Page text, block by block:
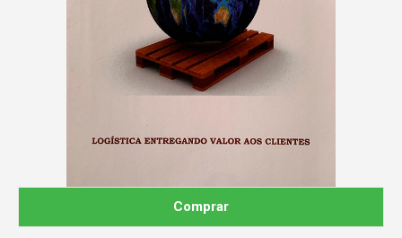
Comprar